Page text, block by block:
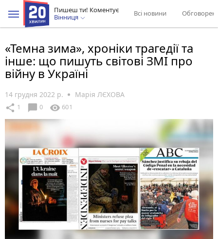
Пишеш ти! Коментує
Вінниця
Всі новини
«Темна зима», хроніки трагедії та
інше: що пишуть світові ЗМІ про
війну в Україні
14 грудня 2022 р. Марія ЛЄХОВА
share 1 chat_bubble 0 visibility 601